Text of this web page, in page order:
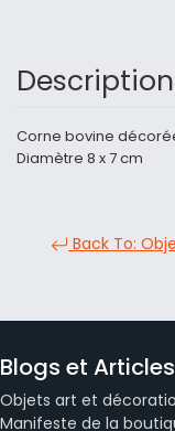
Corne bovine
Diamètre 8 x 7 cm
Back To:
Blogs et Articles
Objets art et
Manifeste de la